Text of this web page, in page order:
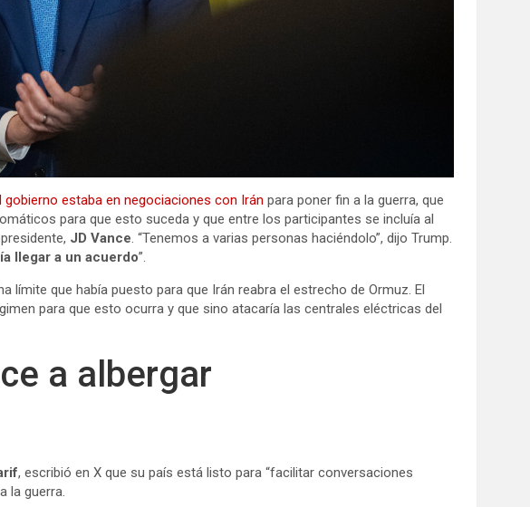
estaba en negociaciones con Irán para poner fin a la guerra, que
para que esto suceda y que entre los participantes se incluía al
JD Vance. “Tenemos a varias personas haciéndolo”, dijo Trump.
llegar a un acuerdo”.
límite que había puesto para que Irán reabra el estrecho de Ormuz. El
para que esto ocurra y que sino atacaría las centrales eléctricas del
a albergar
, escribió en X que su país está listo para “facilitar conversaciones
la guerra.